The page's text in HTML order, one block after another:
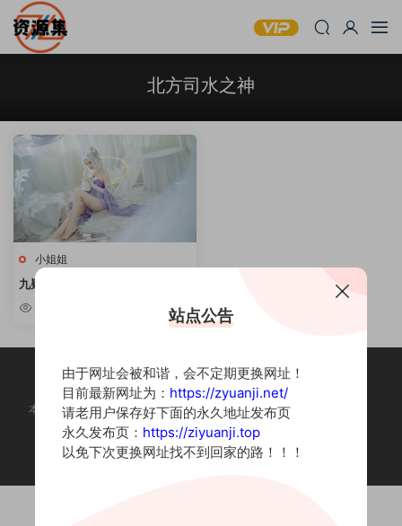
北方司水之神
小姐姐
九疑 10套合集 [持续更新]
4.5k
本站为摄影写真图片网站，内容来自网络收集整理，仅作个人学习使用。
如有违法内容请联系删除
Copyright © 2022 资源集
站点公告
由于网址会被和谐，会不定期更换网址！
目前最新网址为： https://zyuanji.net/
请老用户保存好下面的永久地址发布页
永久发布页： https://ziyuanji.top
以免下次更换网址找不到回家的路！！！